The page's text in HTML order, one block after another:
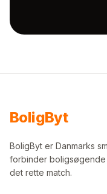
BoligByt
BoligByt er Danmarks
forbinder
det rette match.